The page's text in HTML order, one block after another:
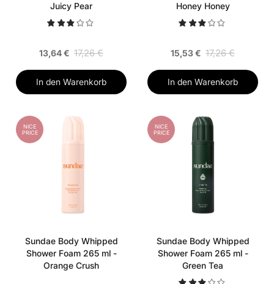
Juicy Pear
13,64 € 17,26 €
In den Warenkorb
Honey Honey
15,53 € 17,26 €
In den Warenkorb
NICE
PRICE
Sundae Body Whipped
Shower Foam 265 ml -
Orange Crush
NICE
PRICE
Sundae Body Whipped
Shower Foam 265 ml -
Green Tea